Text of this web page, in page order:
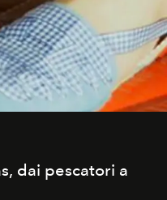
dai pescatori a